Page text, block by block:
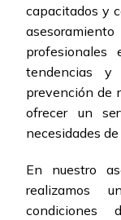
capacitados y
profesionales
tendencias y
prevención de
ofrecer un
necesidades
En nuestro
realizamos
condiciones